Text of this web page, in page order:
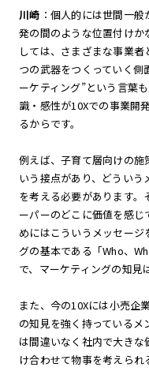
川崎 ：個人的には世間一
発の間のような位置付けか
しては、さまざまな事業
つの武器をつくっていく側
ーケティング”という言葉
識・感性が10Xでの事業開
るからです。
例えば、子育て層向けの施
いう接点があり、どういう
を考える必要があります
ーパーのどこに価値を感じ
めにはこういうメッセー
グの基本である「Who、
で、マーケティングの知見
また、今の10Xには小売企
の知見を強く持っている
は間違いなく社内で大き
け合わせて物事を考えられ